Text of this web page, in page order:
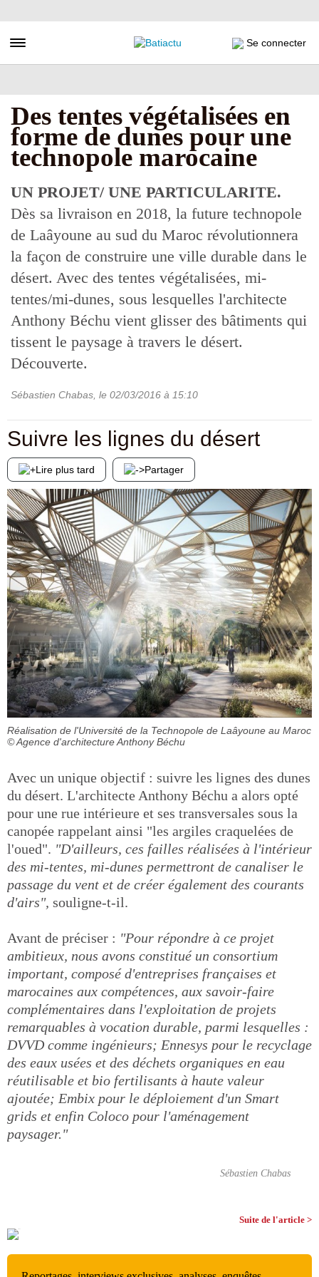
au
principal
Toggle navigation Se connecter
Des tentes végétalisées en
forme de dunes pour une
technopole marocaine
UN PROJET/ UNE PARTICULARITE.
Dès sa livraison en 2018, la future technopole
de Laâyoune au sud du Maroc révolutionnera
la façon de construire une ville durable dans le
désert. Avec des tentes végétalisées, mi-
tentes/mi-dunes, sous lesquelles l'architecte
Anthony Béchu vient glisser des bâtiments qui
tissent le paysage à travers le désert.
Découverte.
Sébastien Chabas , le 02/03/2016 à 15:10
Suivre les lignes du désert
Lire plus tard Partager
Réalisation de l'Université de la Technopole de Laâyoune au Maroc
© Agence d'architecture Anthony Béchu
Avec un unique objectif : suivre les lignes des dunes
du désert. L'architecte Anthony Béchu a alors opté
pour une rue intérieure et ses transversales sous la
canopée rappelant ainsi "les argiles craquelées de
l'oued". "D'ailleurs, ces failles réalisées à l'intérieur
des mi-tentes, mi-dunes permettront de canaliser le
passage du vent et de créer également des courants
d'airs", souligne-t-il.
Avant de préciser : "Pour répondre à ce projet
ambitieux, nous avons constitué un consortium
important, composé d'entreprises françaises et
marocaines aux compétences, aux savoir-faire
complémentaires dans l'exploitation de projets
remarquables à vocation durable, parmi lesquelles :
DVVD comme ingénieurs; Ennesys pour le recyclage
des eaux usées et des déchets organiques en eau
réutilisable et bio fertilisants à haute valeur
ajoutée; Embix pour le déploiement d'un Smart
grids et enfin Coloco pour l'aménagement
paysager."
Sébastien Chabas
Suite de l'article >